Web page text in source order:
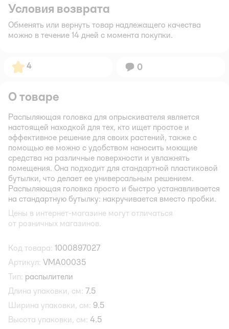
Условия возврата
Обменять или вернуть товар надлежащего качества
можно в течение 14 дней с момента покупки.
Рейтинг:
4 Вопросов:
0
О товаре
Распыляющая головка для опрыскивателя является
настоящей находкой для тех, кто ищет простое и
эффективное решение для своих растений, также с
помощью ее можно с удобством наносить моющие
средства на различные поверхности и увлажнять
помещения. Она подходит для стандартной пластиковой
бутылки, что делает ее универсальным решением.
Распыляющая головка просто и быстро устанавливается
на стандартную бутылку: накручивается вместо пробки.
Цены в интернет-магазине могут отличаться
от розничных магазинов.
Код товара: 1000897027
Артикул: VMA00035
Тип: распылители
Длина упаковки, см: 7.5
Ширина упаковки, см: 9.5
Высота упаковки, см: 4.5